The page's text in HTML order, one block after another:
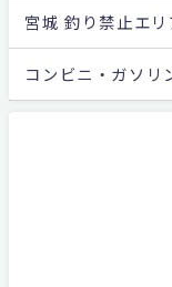
宮城 釣り禁止エ
コンビニ・ガソリ